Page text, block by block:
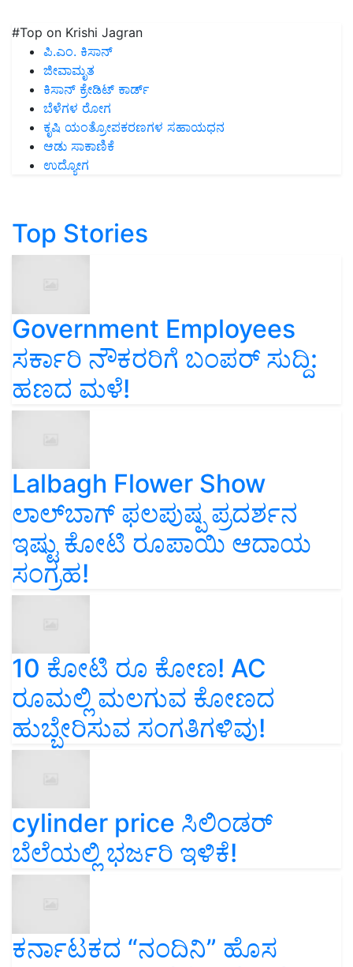
#Top on Krishi Jagran
ಪಿ.ಎಂ. ಕಿಸಾನ್
ಜೀವಾಮೃತ
ಕಿಸಾನ್ ಕ್ರೇಡಿಟ್ ಕಾರ್ಡ್
ಬೆಳೆಗಳ ರೋಗ
ಕೃಷಿ ಯಂತ್ರೋಪಕರಣಗಳ ಸಹಾಯಧನ
ಆಡು ಸಾಕಾಣಿಕೆ
ಉದ್ಯೋಗ
Top Stories
Government Employees
ಸರ್ಕಾರಿ ನೌಕರರಿಗೆ ಬಂಪರ್‌ ಸುದ್ದಿ:
ಹಣದ ಮಳೆ!
Lalbagh Flower Show
ಲಾಲ್‌ಬಾಗ್ ಫಲಪುಷ್ಪ ಪ್ರದರ್ಶನ
ಇಷ್ಟು ಕೋಟಿ ರೂಪಾಯಿ ಆದಾಯ
ಸಂಗ್ರಹ!
10 ಕೋಟಿ ರೂ ಕೋಣ! AC
ರೂಮಲ್ಲಿ ಮಲಗುವ ಕೋಣದ
ಹುಬ್ಬೇರಿಸುವ ಸಂಗತಿಗಳಿವು!
cylinder price ಸಿಲಿಂಡರ್‌
ಬೆಲೆಯಲ್ಲಿ ಭರ್ಜರಿ ಇಳಿಕೆ!
ಕರ್ನಾಟಕದ “ನಂದಿನಿ” ಹೊಸ